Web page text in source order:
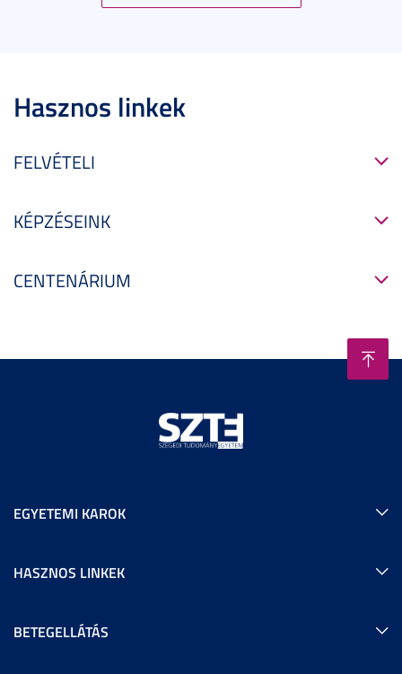
Hasznos linkek
FELVÉTELI
KÉPZÉSEINK
CENTENÁRIUM
EGYETEMI KAROK
HASZNOS LINKEK
BETEGELLÁTÁS